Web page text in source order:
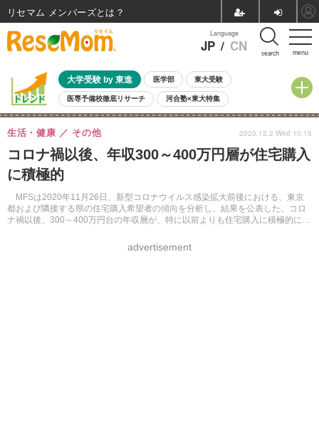
menu
Language
JP / CN search
大学受験 by 東進 医学部 東大受験
医専予備校徹底リサーチ 河合塾×東大特集
親子で考える大学選び 高校受験 中学受験 小学校受験
共通テスト 夏休み
8月開催イベント・WS 全国公立高校 過去問 人気記事
自由研究教材（小学生向け）
コロナ禍以後、年収300～400万円層が住宅購入
に積極的
MFSは2020年11月26日、新型コロナウイルス感染拡大前後における、東京
都および隣接する県の住宅購入希望者の傾向を分析し、結果を公表した。コロ
ナ禍以後、300～400万円台の年収層が、特に以前よりも住宅購入に積極的にな
生活・健康 その他
advertisement
2020.12.2 Wed 10:15
リセマム メンバーズ